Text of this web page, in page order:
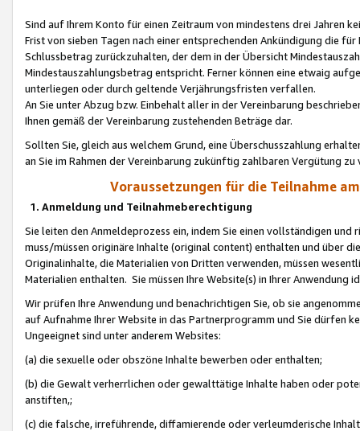
Sind auf Ihrem Konto für einen Zeitraum von mindestens drei Jahren
Frist von sieben Tagen nach einer entsprechenden Ankündigung die
Schlussbetrag zurückzuhalten, der dem in der Übersicht
Mindestauszahlungsbetrag entspricht. Ferner können eine etwaig
unterliegen oder durch geltende Verjährungsfristen verfallen.
An Sie unter Abzug bzw. Einbehalt aller in der Vereinbarung
Ihnen gemäß der Vereinbarung zustehenden Beträge dar.
Sollten Sie, gleich aus welchem Grund, eine Überschusszahlung
an Sie im Rahmen der Vereinbarung zukünftig zahlbaren Vergütung zu
Voraussetzungen für die Teilnahme
1. Anmeldung und Teilnahmeberechtigung
Sie leiten den Anmeldeprozess ein, indem Sie einen vollständigen
muss/müssen originäre Inhalte (original content) enthalten und über
Originalinhalte, die Materialien von Dritten verwenden, müssen
Materialien enthalten. Sie müssen Ihre Website(s) in Ihrer Anwendung
Wir prüfen Ihre Anwendung und benachrichtigen Sie, ob sie
auf Aufnahme Ihrer Website in das Partnerprogramm und Sie dürfen
Ungeeignet sind unter anderem Websites:
(a) die sexuelle oder obszöne Inhalte bewerben oder enthalten;
(b) die Gewalt verherrlichen oder gewalttätige Inhalte haben oder
anstiften,;
(c) die falsche, irreführende, diffamierende oder verleumderische